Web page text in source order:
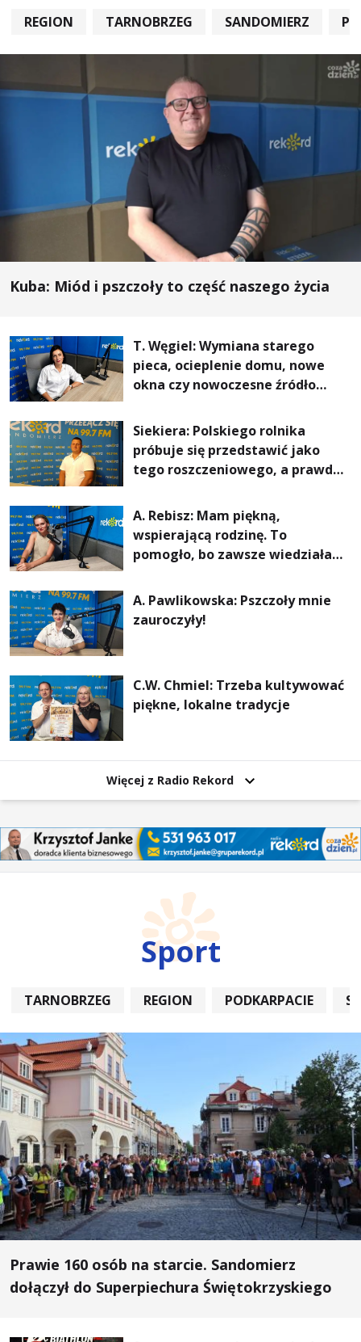
REGION TARNOBRZEG SANDOMIERZ
Kuba: Miód i pszczoły to część naszego życia
T. Węgiel: Wymiana starego
pieca, ocieplenie domu, nowe
okna czy nowoczesne źródło
rachunki za energię, lepszy
komfort życia i... czystsze
powietrze
Siekiera: Polskiego rolnika
próbuje się przedstawić jako
tego roszczeniowego, a prawda
A. Rebisz: Mam piękną,
wspierającą rodzinę. To
pomogło, bo zawsze wiedziałam,
najważniejsza
A. Pawlikowska: Pszczoły mnie
zauroczyły!
C.W. Chmiel: Trzeba kultywować
piękne, lokalne tradycje
Więcej z Radio Rekord
Sport
TARNOBRZEG REGION PODKARPACIE
Prawie 160 osób na starcie. Sandomierz
dołączył do Superpiechura Świętokrzyskiego